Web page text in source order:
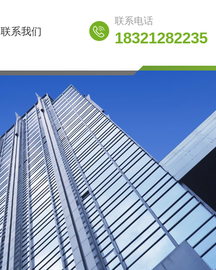
联系我们
联系电话
18321282235